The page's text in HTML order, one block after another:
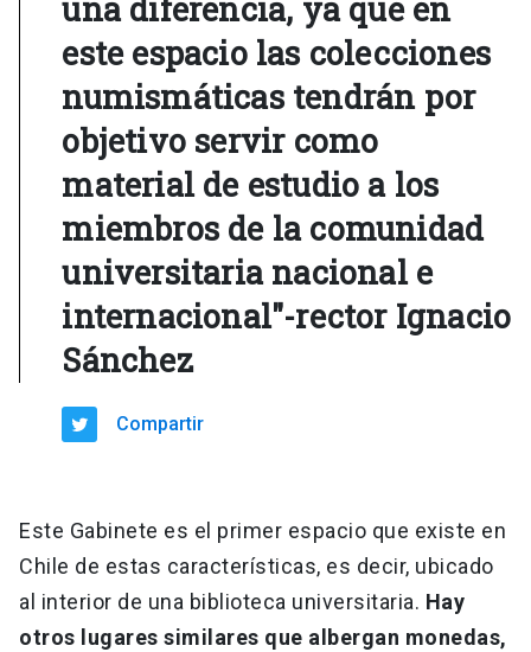
una diferencia, ya que en
este espacio las colecciones
numismáticas tendrán por
objetivo servir como
material de estudio a los
miembros de la comunidad
universitaria nacional e
internacional"-rector Ignacio
Sánchez
Compartir
Este Gabinete es el primer espacio que existe en
Chile de estas características, es decir, ubicado
al interior de una biblioteca universitaria. Hay
otros lugares similares que albergan monedas,